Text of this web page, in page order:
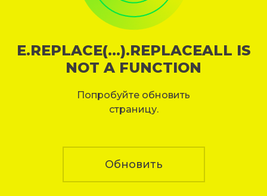
E.REPLACE(...).REPLACEALL IS
NOT A FUNCTION
Попробуйте обновить
страницу.
Обновить